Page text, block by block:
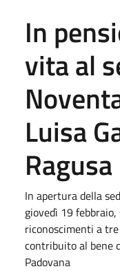
In
vita al
Luisa
Ragusa
In apertura della
giovedì 19
riconoscimenti a
contribuito al bene
Padovana